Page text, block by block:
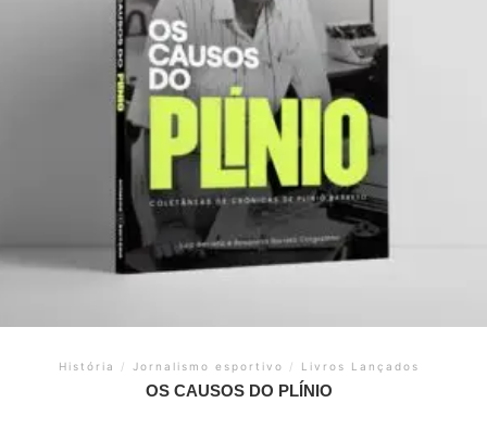
História / Jornalismo esportivo / Livros Lançados
OS CAUSOS DO PLÍNIO